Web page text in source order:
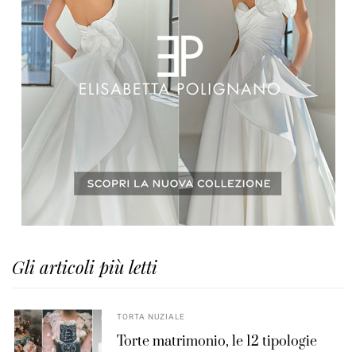
Gli articoli più letti
TORTA NUZIALE
Torte matrimonio, le 12 tipologie